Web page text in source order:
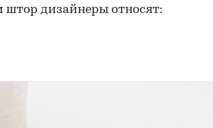
дизайнеры относят: